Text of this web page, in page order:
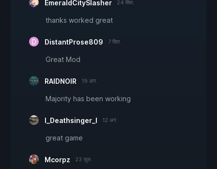
EmeraldCitySlasher 24 सित.
thanks worked great
DistantProse809 7 सित.
Great Mod
RAIDNOIR 19 अग.
Majority has been working
I_Deathsinger_I 12 अग.
great game
Mcorpz 23 जुल.